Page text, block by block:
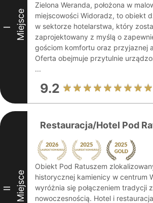
I Miejsce
Zielona Weranda, położona w
miejscowości Widoradz, to obiekt
w sektorze hotelarstwa, który
zaprojektowany z myślą o
gościom komfortu oraz przyjaznej
Oferta obejmuje przytulnie
...
9.2
II Miejsce
Restauracja/Hotel Pod
Obiekt Pod Ratuszem
historycznej kamienicy w centrum
wyróżnia się połączeniem tradycji z
nowoczesnością. Hotel i restauracja